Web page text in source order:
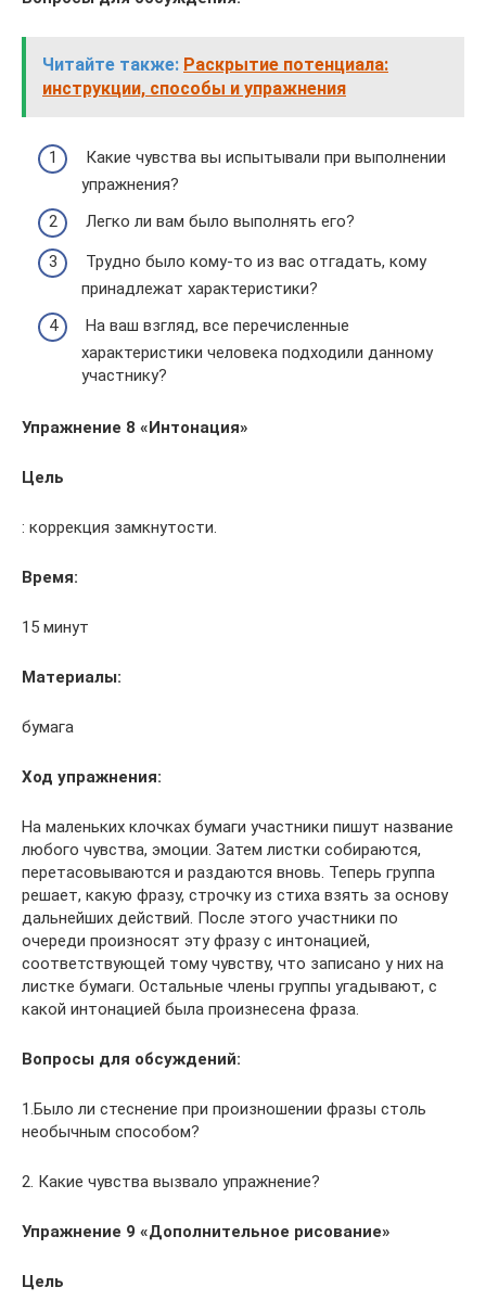
Читайте также: Раскрытие потенциала:
инструкции, способы и упражнения
Какие чувства вы испытывали при выполнении
упражнения?
Легко ли вам было выполнять его?
Трудно было кому-то из вас отгадать, кому
принадлежат характеристики?
На ваш взгляд, все перечисленные
характеристики человека подходили данному
участнику?
Упражнение 8 «Интонация»
Цель
: коррекция замкнутости.
Время:
15 минут
Материалы:
бумага
Ход упражнения:
На маленьких клочках бумаги участники пишут название
любого чувства, эмоции. Затем листки собираются,
перетасовываются и раздаются вновь. Теперь группа
решает, какую фразу, строчку из стиха взять за основу
дальнейших действий. После этого участники по
очереди произносят эту фразу с интонацией,
соответствующей тому чувству, что записано у них на
листке бумаги. Остальные члены группы угадывают, с
какой интонацией была произнесена фраза.
Вопросы для обсуждений:
1.Было ли стеснение при произношении фразы столь
необычным способом?
2. Какие чувства вызвало упражнение?
Упражнение 9 «Дополнительное рисование»
Цель